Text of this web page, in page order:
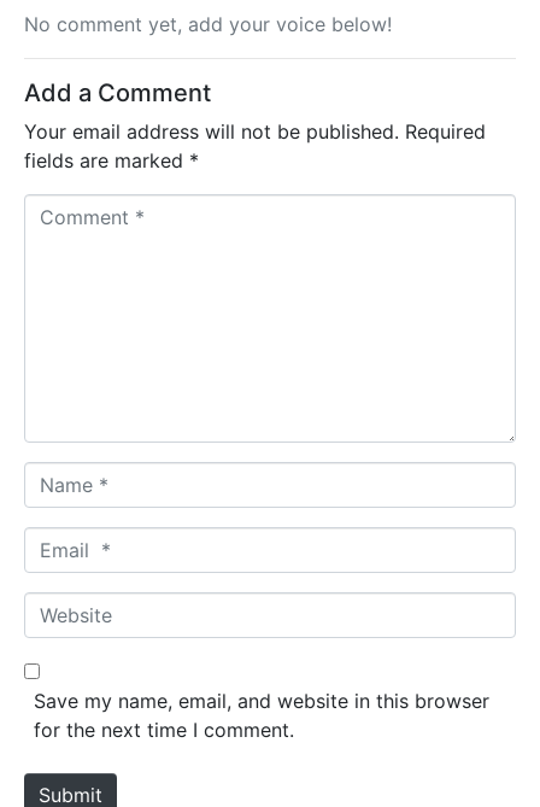
No comment yet, add your voice below!
Add a Comment
Your email address will not be published. Required
fields are marked *
a
m
*
m
a
*
W
e
b
e
Save my name, email, and website in this browser
for the next time I comment.
Submit